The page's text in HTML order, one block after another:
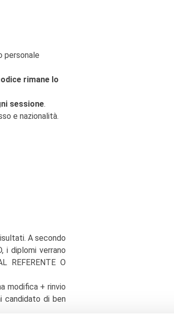
personale
rimane lo
sessione.
e nazionalità.
A secondo
i diplomi verrano
REFERENTE O
modifica + rinvio
candidato di ben